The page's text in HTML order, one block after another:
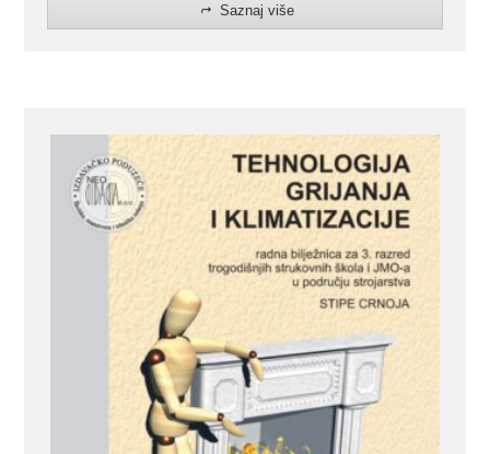
Saznaj više